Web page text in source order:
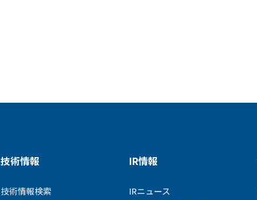
技術情報
技術情報検索
IR情報
IRニュース